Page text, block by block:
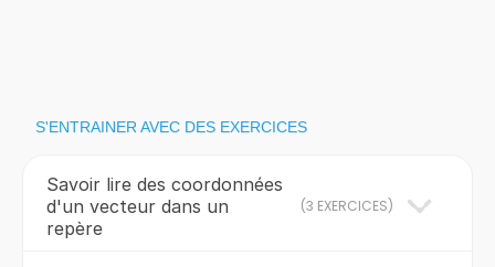
S'ENTRAINER AVEC DES EXERCICES
Savoir lire des coordonnées
d'un vecteur dans un
repère
(3 EXERCICES)